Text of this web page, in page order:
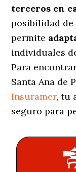
terceros en
posibilidad
permite
individuales
Para
Santa Ana de
Insuramer, tu
seguro para